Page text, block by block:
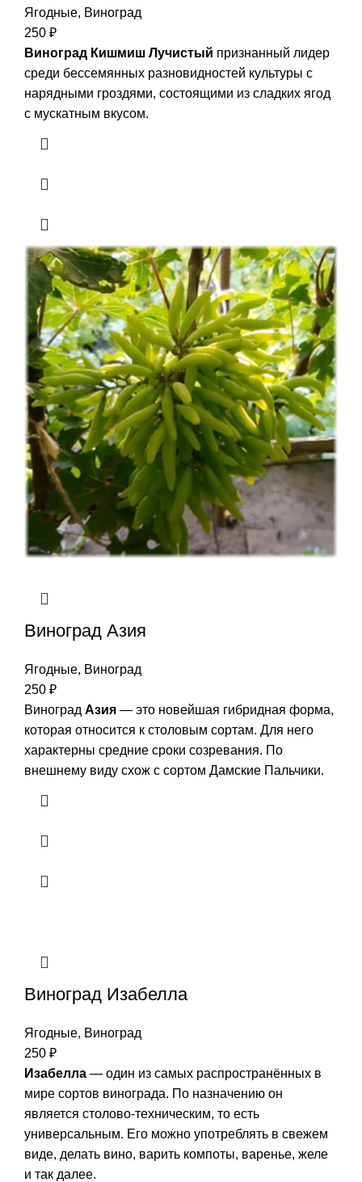
Ягодные, Виноград
250 ₽
Виноград Кишмиш Лучистый признанный лидер
среди бессемянных разновидностей культуры с
нарядными гроздями, состоящими из сладких ягод
с мускатным вкусом.
Виноград Азия
Ягодные, Виноград
250 ₽
Виноград Азия — это новейшая гибридная форма,
которая относится к столовым сортам. Для него
характерны средние сроки созревания. По
внешнему виду схож с сортом Дамские Пальчики.
Виноград Изабелла
Ягодные, Виноград
250 ₽
Изабелла — один из самых распространённых в
мире сортов винограда. По назначению он
является столово-техническим, то есть
универсальным. Его можно употреблять в свежем
виде, делать вино, варить компоты, варенье, желе
и так далее.